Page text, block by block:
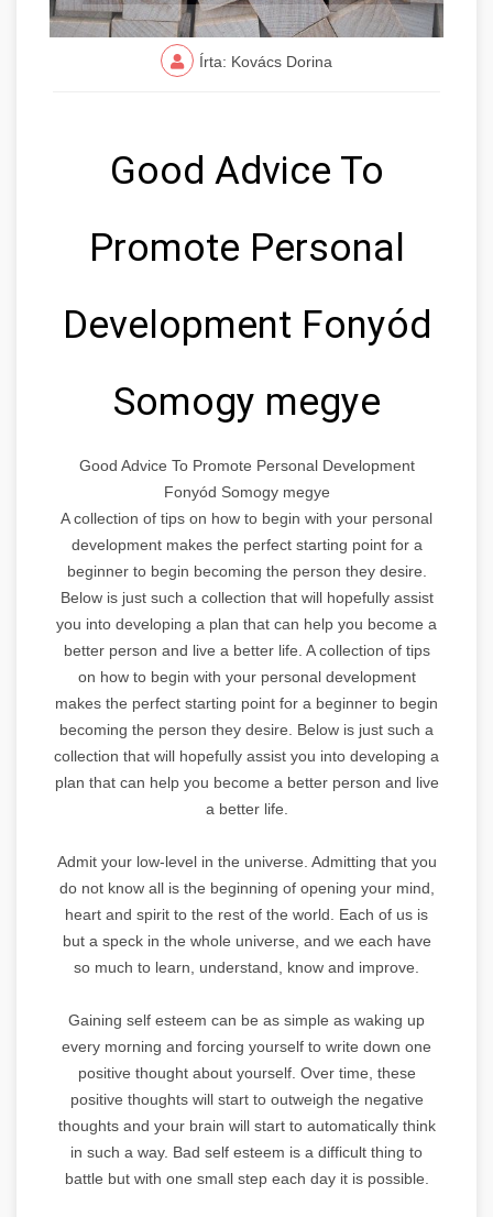
Írta: Kovács Dorina
Good Advice To
Promote Personal
Development Fonyód
Somogy megye
Good Advice To Promote Personal Development
Fonyód Somogy megye
A collection of tips on how to begin with your personal
development makes the perfect starting point for a
beginner to begin becoming the person they desire.
Below is just such a collection that will hopefully assist
you into developing a plan that can help you become a
better person and live a better life. A collection of tips
on how to begin with your personal development
makes the perfect starting point for a beginner to begin
becoming the person they desire. Below is just such a
collection that will hopefully assist you into developing a
plan that can help you become a better person and live
a better life.
Admit your low-level in the universe. Admitting that you
do not know all is the beginning of opening your mind,
heart and spirit to the rest of the world. Each of us is
but a speck in the whole universe, and we each have
so much to learn, understand, know and improve.
Gaining self esteem can be as simple as waking up
every morning and forcing yourself to write down one
positive thought about yourself. Over time, these
positive thoughts will start to outweigh the negative
thoughts and your brain will start to automatically think
in such a way. Bad self esteem is a difficult thing to
battle but with one small step each day it is possible.